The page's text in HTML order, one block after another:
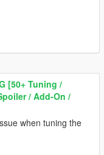
[50+ Tuning /
/ Add-On /
when tuning the